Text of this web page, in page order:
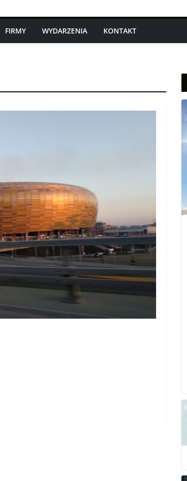
FIRMY WYDARZENIA KONTAKT